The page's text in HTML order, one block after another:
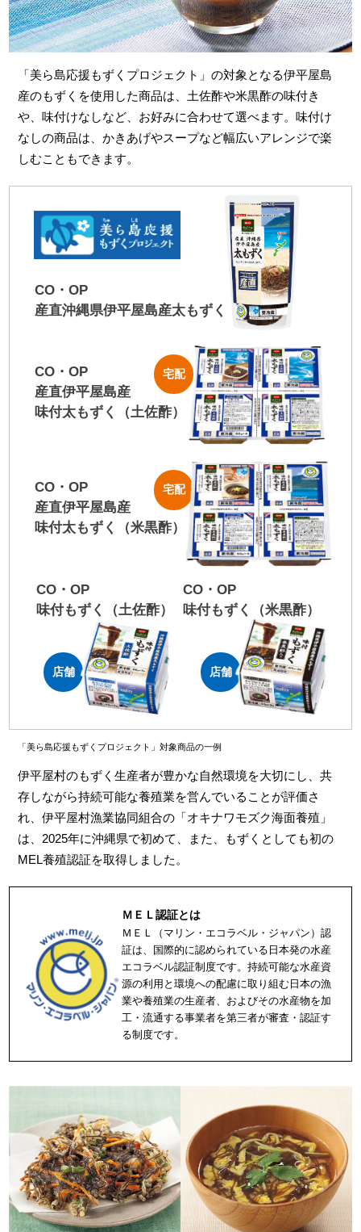
「美ら島応援もずくプロジェクト」の対象となる伊平屋島
産のもずくを使用した商品は、土佐酢や米黒酢の味付き
や、味付けなしなど、お好みに合わせて選べます。味付け
なしの商品は、かきあげやスープなど幅広いアレンジで楽
しむこともできます。
CO・OP
産直沖縄県伊平屋島産太もずく
CO・OP
産直伊平屋島産
味付太もずく（土佐酢）
宅配
CO・OP
産直伊平屋島産
味付太もずく（米黒酢）
宅配
CO・OP
味付もずく
（土佐酢）
店舗
CO・OP
味付もずく
（米黒酢）
店舗
「美ら島応援もずくプロジェクト」対象商品の一例
伊平屋村のもずく生産者が豊かな自然環境を大切にし、共
存しながら持続可能な養殖業を営んでいることが評価さ
れ、伊平屋村漁業協同組合の「オキナワモズク海面養殖」
は、2025年に沖縄県で初めて、また、もずくとしても初の
MEL養殖認証を取得しました。
ＭＥＬ認証とは
ＭＥＬ（マリン・エコラベル・ジャパン）認
証は、国際的に認められている日本発の水産
エコラベル認証制度です。持続可能な水産資
源の利用と環境への配慮に取り組む日本の漁
業や養殖業の生産者、およびその水産物を加
工・流通する事業者を第三者が審査・認証す
る制度です。